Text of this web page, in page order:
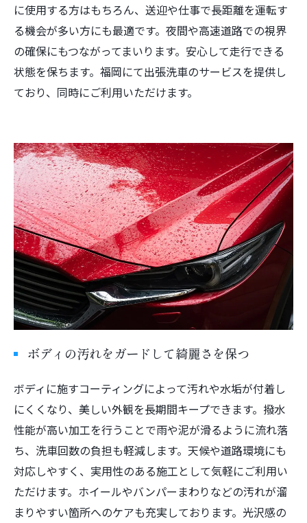
に使用する方はもちろん、送迎や仕事で長距離を運転す
る機会が多い方にも最適です。夜間や高速道路での視界
の確保にもつながってまいります。安心して走行できる
状態を保ちます。福岡にて出張洗車のサービスを提供し
ており、同時にご利用いただけます。
ボディの汚れをガードして綺麗さを保つ
ボディに施すコーティングによって汚れや水垢が付着し
にくくなり、美しい外観を長期間キープできます。撥水
性能が高い加工を行うことで雨や泥が滑るように流れ落
ち、洗車回数の負担も軽減します。天候や道路環境にも
対応しやすく、実用性のある施工として気軽にご利用い
ただけます。ホイールやバンパーまわりなどの汚れが溜
まりやすい箇所へのケアも充実しております。光沢感の